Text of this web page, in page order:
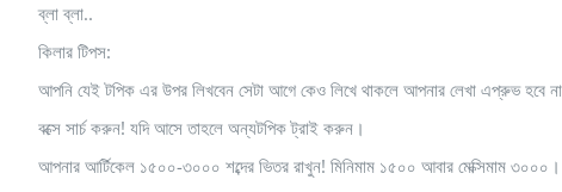
ব্লা ব্লা..
কিলার টিপস:
আপনি যেই টপিক এর উপর লিখবেন সেটা আগে কেও লিখে থাকলে আপনার লেখা এপ্রুভ
বক্সে সার্চ করুন! যদি আসে তাহলে অন্যটপিক ট্রাই করুন।
আপনার আর্টিকেল ১৫০০-৩০০০ শব্দের ভিতর রাখুন! মিনিমাম ১৫০০ আবার মেক্সিমাম ৩০০০।